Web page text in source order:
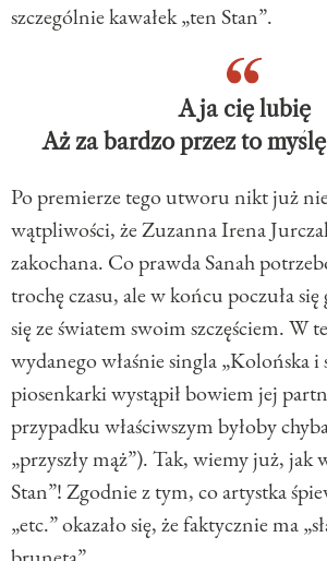
szczególnie kawałek „ten Stan”.
A ja cię lubię
Aż za bardzo przez to
Po premierze tego utworu nikt już
wątpliwości, że Zuzanna Irena
zakochana. Co prawda Sanah
trochę czasu, ale w końcu poczuła
się ze światem swoim szczęściem. W
wydanego właśnie singla „Kolońska
piosenkarki wystąpił bowiem jej
przypadku właściwszym byłoby
„przyszły mąż”). Tak, wiemy już, jak
Stan”! Zgodnie z tym, co artystka
„etc.” okazało się, że faktycznie ma